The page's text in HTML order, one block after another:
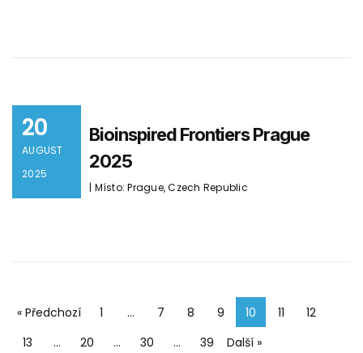
20
AUGUST
2025
Bioinspired Frontiers Prague
2025
| Místo: Prague, Czech Republic
« Předchozí 1 … 7 8 9 10 11
12
13
… 20 … 30 … 39 Další »